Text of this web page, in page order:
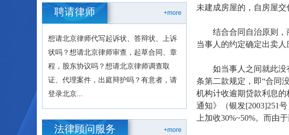
+more
聘请律师
想请北京律师代写起诉状、答辩状、上诉
状吗？想请北京律师审查，起草合同、章
程，股东协议吗？想请北京律师调查取
证、代理案件，出庭辩护吗？有意者，请
登录北京...
+more
法律顾问服务
未建成房屋的，自房屋
结合合同自治原则，商
当事人的约定确定出卖人
如当事人之间就此没有
条第二款规定，即“合同
机构计收逾期贷款利息
通知》（银发[2003]251
上加收30%~50%。而由